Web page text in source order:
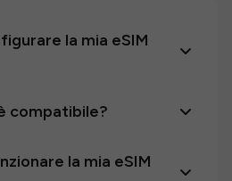
la mia eSIM
compatibile?
la mia eSIM